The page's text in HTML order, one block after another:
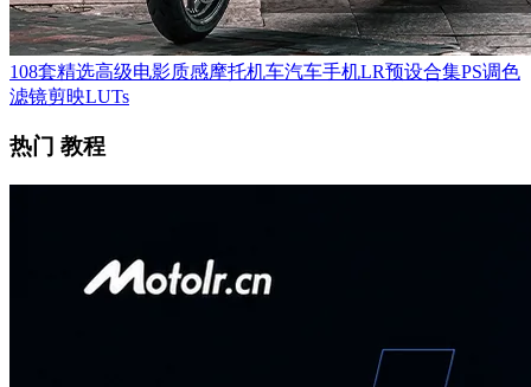
108套精选高级电影质感摩托机车汽车手机LR预设合集PS调色
滤镜剪映LUTs
热门 教程